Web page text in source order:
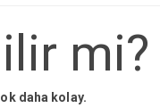
mi?
daha kolay.